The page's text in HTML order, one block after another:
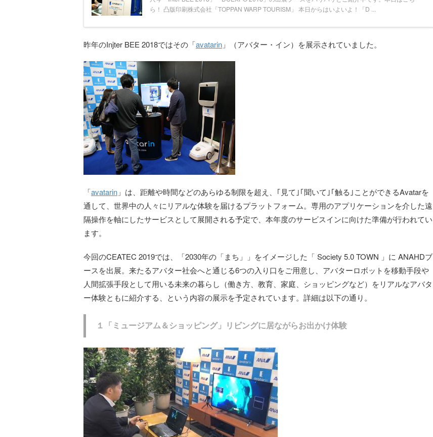
ら！ 凸版印刷株式会社「TOPPAN WARP TOURISM」 本日からはいよいよ！「D ...
昨年のInjter BEE 2018ではその「avatarin 」（アバター・イン）を展示されていました。
「avatarin 」は、距離や時間などのあらゆる制限を超え、｢見て｣｢聞いて｣｢触る｣ことができるAvatarを
通して、世界中の人々にリアルな体験を届けるプラットフォーム。専用のアプリケーションを介した遠
隔操作を軸にしたサービスとして展開される予定で、本年度のサービスインに向けた準備が行われてい
ます。
今回のCEATEC 2019では、「2030年の「まち」」をイメージした「 Society 5.0 TOWN 」に ANAHDブ
ースを出展。来たるアバター社会へと通じる6つの入り口をご用意し、アバターロボットを移動手段や
人間拡張手段として用いる未来の暮らし（働き方、教育、家庭、ショッピングなど）をリアルなアバタ
ー体験ともに紹介する、という内容の展示を予定されています。詳細は以下の通り。
１「ミュージアム＆ショッピング」リビングに居ながらお出かけ体験